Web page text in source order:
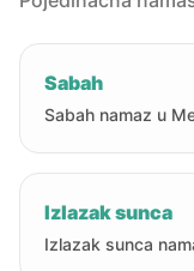
Sabah
Sabah namaz u
Izlazak sunca
Izlazak sunca